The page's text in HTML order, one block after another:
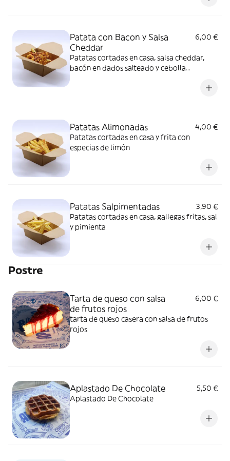
Patata con Bacon y Salsa
Cheddar
6,00 €
Patatas cortadas en casa, salsa cheddar,
bacón en dados salteado y cebolla
Patatas Alimonadas
4,00 €
Patatas cortadas en casa y frita con
especias de limón
Patatas Salpimentadas
3,90 €
Patatas cortadas en casa, gallegas fritas, sal
y pimienta
Postre
Tarta de queso con salsa
de frutos rojos
6,00 €
tarta de queso casera con salsa de frutos
rojos
Aplastado De Chocolate
5,50 €
Aplastado De Chocolate